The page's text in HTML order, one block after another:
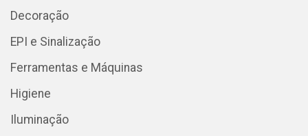
Decoração
EPI e Sinalização
Ferramentas e Máquinas
Higiene
Iluminação